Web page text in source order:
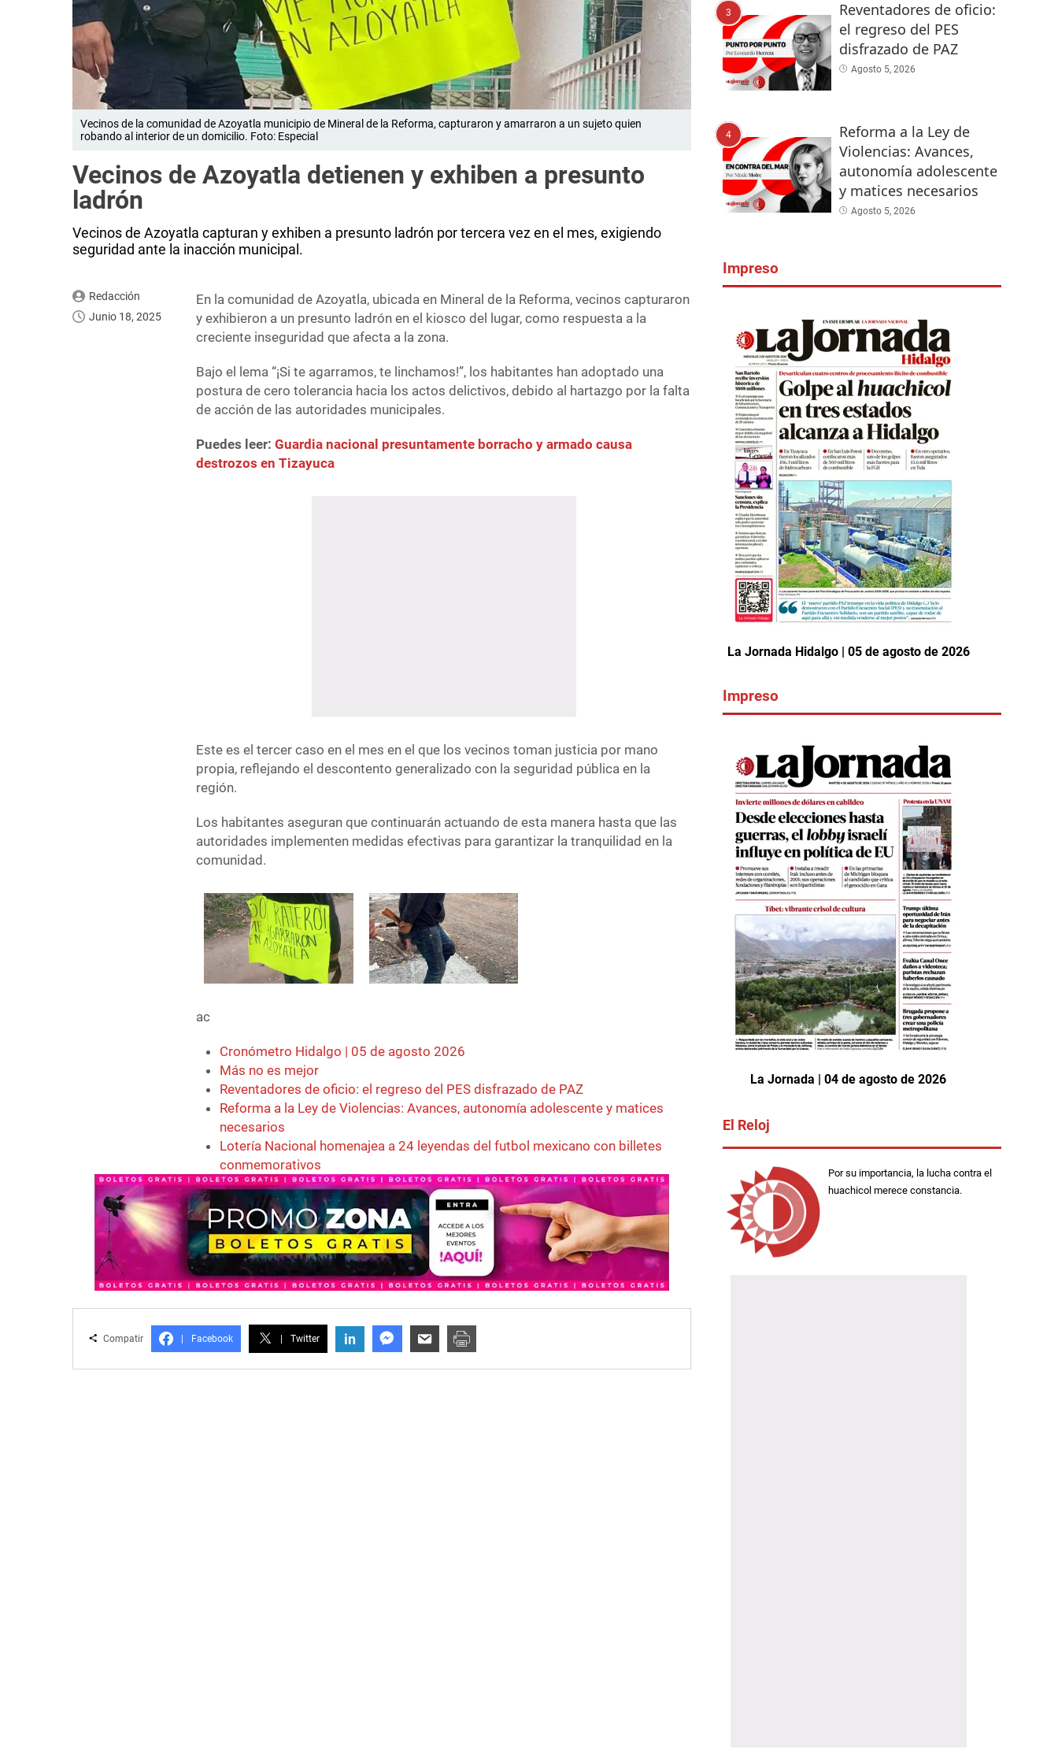
Vecinos de la comunidad de Azoyatla municipio de Mineral de la Reforma, capturaron y amarraron a un sujeto quien
robando al interior de un domicilio. Foto: Especial
Vecinos de Azoyatla detienen y exhiben a presunto
ladrón
Vecinos de Azoyatla capturan y exhiben a presunto ladrón por tercera vez en el mes, exigiendo
seguridad ante la inacción municipal.
Redacción
Junio 18, 2025
En la comunidad de Azoyatla, ubicada en Mineral de la Reforma, vecinos capturaron
y exhibieron a un presunto ladrón en el kiosco del lugar, como respuesta a la
creciente inseguridad que afecta a la zona.
Bajo el lema “¡Si te agarramos, te linchamos!”, los habitantes han adoptado una
postura de cero tolerancia hacia los actos delictivos, debido al hartazgo por la falta
de acción de las autoridades municipales.
Puedes leer:Guardia nacional presuntamente borracho y armado causa
destrozos en Tizayuca
Este es el tercer caso en el mes en el que los vecinos toman justicia por mano
propia, reflejando el descontento generalizado con la seguridad pública en la
región.
Los habitantes aseguran que continuarán actuando de esta manera hasta que las
autoridades implementen medidas efectivas para garantizar la tranquilidad en la
comunidad.
ac
Cronómetro Hidalgo | 05 de agosto 2026
Más no es mejor
Reventadores de oficio: el regreso del PES disfrazado de PAZ
Reforma a la Ley de Violencias: Avances, autonomía adolescente y matices
necesarios
Lotería Nacional homenajea a 24 leyendas del futbol mexicano con billetes
conmemorativos
Compatir Facebook Twitter in
3
Reventadores de oficio:
el regreso del PES
disfrazado de PAZ
Agosto 5, 2026
4
Reforma a la Ley de
Violencias: Avances,
autonomía adolescente
y matices necesarios
Agosto 5, 2026
Impreso
La Jornada Hidalgo | 05 de agosto de 2026
Impreso
La Jornada | 04 de agosto de 2026
El Reloj
Por su importancia, la lucha contra el
huachicol merece constancia.